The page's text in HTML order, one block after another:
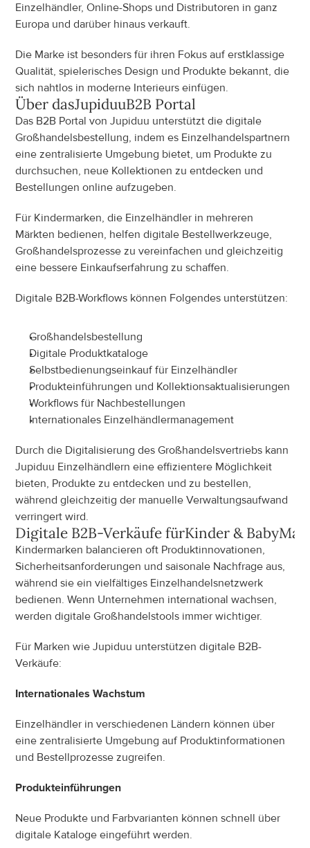
Einzelhändler, Online-Shops und Distributoren in ganz
Europa und darüber hinaus verkauft.
Die Marke ist besonders für ihren Fokus auf erstklassige
Qualität, spielerisches Design und Produkte bekannt, die
sich nahtlos in moderne Interieurs einfügen.
Über dasJupiduuB2B Portal
Das B2B Portal von Jupiduu unterstützt die digitale
Großhandelsbestellung, indem es Einzelhandelspartnern
eine zentralisierte Umgebung bietet, um Produkte zu
durchsuchen, neue Kollektionen zu entdecken und
Bestellungen online aufzugeben.
Für Kindermarken, die Einzelhändler in mehreren
Märkten bedienen, helfen digitale Bestellwerkzeuge,
Großhandelsprozesse zu vereinfachen und gleichzeitig
eine bessere Einkaufserfahrung zu schaffen.
Digitale B2B-Workflows können Folgendes unterstützen:
Großhandelsbestellung
Digitale Produktkataloge
Selbstbedienungseinkauf für Einzelhändler
Produkteinführungen und Kollektionsaktualisierungen
Workflows für Nachbestellungen
Internationales Einzelhändlermanagement
Durch die Digitalisierung des Großhandelsvertriebs kann
Jupiduu Einzelhändlern eine effizientere Möglichkeit
bieten, Produkte zu entdecken und zu bestellen,
während gleichzeitig der manuelle Verwaltungsaufwand
verringert wird.
Digitale B2B-Verkäufe fürKinder & Baby
Kindermarken balancieren oft Produktinnovationen,
Sicherheitsanforderungen und saisonale Nachfrage aus,
während sie ein vielfältiges Einzelhandelsnetzwerk
bedienen. Wenn Unternehmen international wachsen,
werden digitale Großhandelstools immer wichtiger.
Für Marken wie Jupiduu unterstützen digitale B2B-
Verkäufe:
Internationales Wachstum
Einzelhändler in verschiedenen Ländern können über
eine zentralisierte Umgebung auf Produktinformationen
und Bestellprozesse zugreifen.
Produkteinführungen
Neue Produkte und Farbvarianten können schnell über
digitale Kataloge eingeführt werden.